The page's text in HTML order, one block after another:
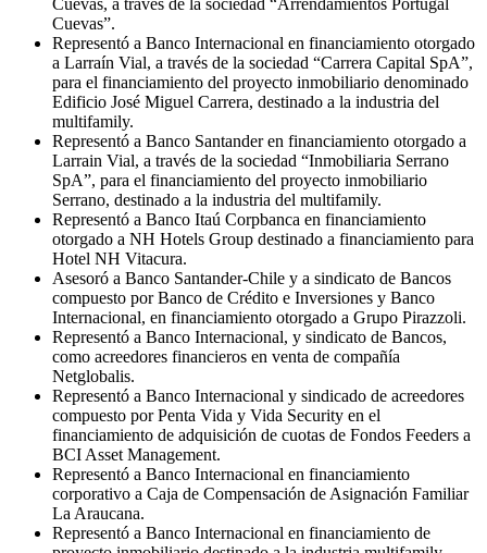
Cuevas, a través de la sociedad “Arrendamientos Portugal
Cuevas”.
Representó a Banco Internacional en financiamiento otorgado
a Larraín Vial, a través de la sociedad “Carrera Capital SpA”,
para el financiamiento del proyecto inmobiliario denominado
Edificio José Miguel Carrera, destinado a la industria del
multifamily.
Representó a Banco Santander en financiamiento otorgado a
Larrain Vial, a través de la sociedad “Inmobiliaria Serrano
SpA”, para el financiamiento del proyecto inmobiliario
Serrano, destinado a la industria del multifamily.
Representó a Banco Itaú Corpbanca en financiamiento
otorgado a NH Hotels Group destinado a financiamiento para
Hotel NH Vitacura.
Asesoró a Banco Santander-Chile y a sindicato de Bancos
compuesto por Banco de Crédito e Inversiones y Banco
Internacional, en financiamiento otorgado a Grupo Pirazzoli.
Representó a Banco Internacional, y sindicato de Bancos,
como acreedores financieros en venta de compañía
Netglobalis.
Representó a Banco Internacional y sindicado de acreedores
compuesto por Penta Vida y Vida Security en el
financiamiento de adquisición de cuotas de Fondos Feeders a
BCI Asset Management.
Representó a Banco Internacional en financiamiento
corporativo a Caja de Compensación de Asignación Familiar
La Araucana.
Representó a Banco Internacional en financiamiento de